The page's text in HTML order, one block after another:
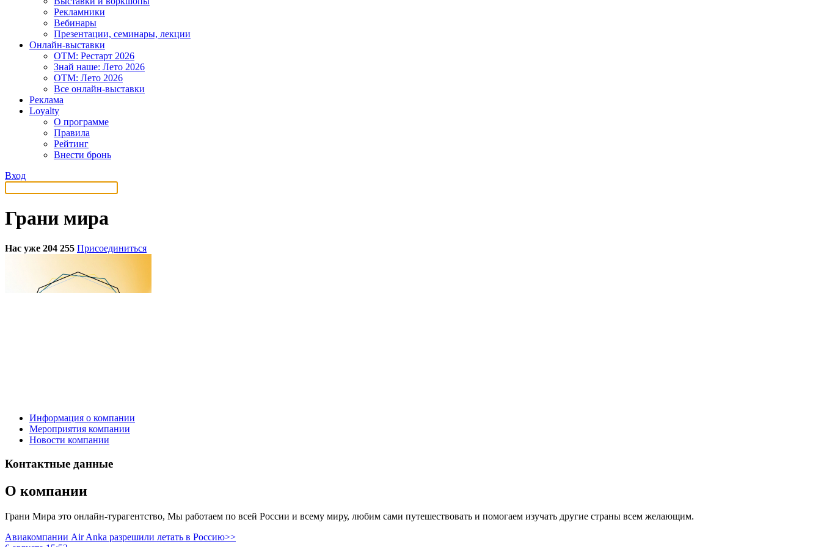
Рекламники
Вебинары
Презентации, семинары, лекции
Онлайн-выставки
OTM: Рестарт 2026
Знай наше: Лето 2026
OTM: Лето 2026
Все онлайн-выставки
Реклама
Loyalty
О программе
Правила
Рейтинг
Внести бронь
Вход
Грани мира
Нас уже 204 255 Присоединиться
Информация о компании
Мероприятия компании
Новости компании
Контактные данные
О компании
Грани Мира это онлайн-турагентство, Мы работаем по всей России и всему миру, любим сами путешествовать и помогаем изучать другие страны всем желающим.
Авиакомпании Air Anka разрешили летать в Россию>>